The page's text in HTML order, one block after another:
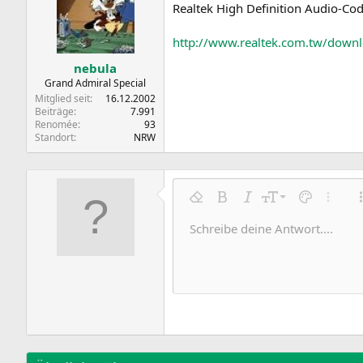
nebula
Grand Admiral Special
Mitglied seit
16.12.2002
Beiträge
7.991
Renomée
93
Standort
NRW
Realtek High Definition Audio-
http://www.realtek.com.tw/
Formatierung entfernen
Fett KursivSchriftgröße
9
10
18
Textfarbe
Schriftfamilie
Arial
Times New Roman
Durchgestrichen
Unterstrichen
Inline-Code
Inline-Spoiler
Insert horizontal line
SpoilerCode
Schreibe deine Antwort....